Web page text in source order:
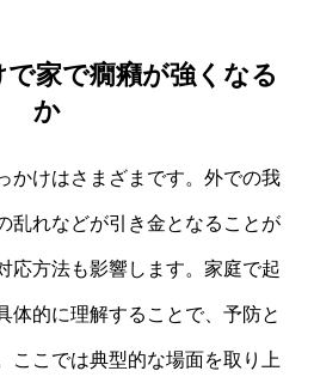
家で癇癪が強くなる
か
かけはさまざまです。外での我
乱れなどが引き金となることが
応方法も影響します。家庭で起
体的に理解することで、予防と
ここでは典型的な場面を取り上